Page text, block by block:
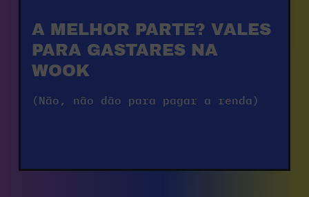
A MELHOR PARTE? VALES
PARA GASTARES NA
WOOK
(Não, não dão para pagar a renda)